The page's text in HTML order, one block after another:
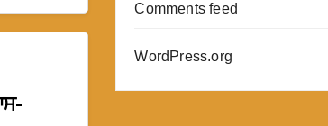
Comments feed
WordPress.org